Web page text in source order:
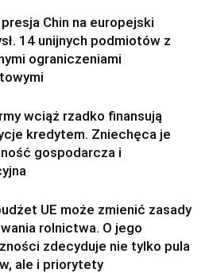
Chin na europejski
14 unijnych podmiotów z
ograniczeniami
wciąż rzadko finansują
kredytem. Zniechęca je
gospodarcza i
UE może zmienić zasady
rolnictwa. O jego
zdecyduje nie tylko pula
ale i priorytety